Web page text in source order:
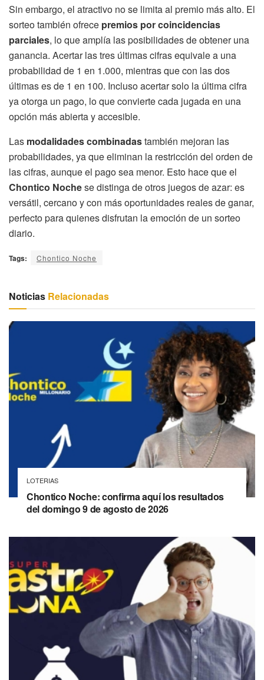
Sin embargo, el atractivo no se limita al premio más alto. El
sorteo también ofrece premios por coincidencias
parciales, lo que amplía las posibilidades de obtener una
ganancia. Acertar las tres últimas cifras equivale a una
probabilidad de 1 en 1.000, mientras que con las dos
últimas es de 1 en 100. Incluso acertar solo la última cifra
ya otorga un pago, lo que convierte cada jugada en una
opción más abierta y accesible.
Las modalidades combinadastambién mejoran las
probabilidades, ya que eliminan la restricción del orden de
las cifras, aunque el pago sea menor. Esto hace que el
Chontico Nochese distinga de otros juegos de azar: es
versátil, cercano y con más oportunidades reales de ganar,
perfecto para quienes disfrutan la emoción de un sorteo
diario.
Tags: Chontico Noche
Noticias Relacionadas
LOTERIAS
Chontico Noche: confirma aquí los resultados
del domingo 9 de agosto de 2026